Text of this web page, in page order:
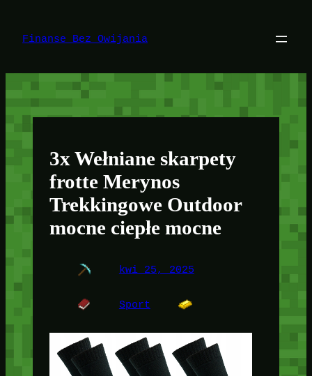
treści
Finanse Bez Owijania
3x Wełniane skarpety
frotte Merynos
Trekkingowe Outdoor
mocne ciepłe mocne
kwi 25, 2025
Sport